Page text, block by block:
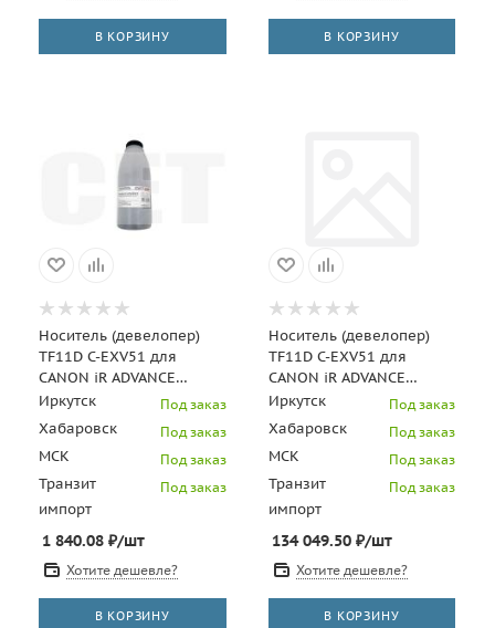
В КОРЗИНУ В КОРЗИНУ
Носитель (девелопер)
TF11D C-EXV51 для
CANON iR ADVANCE
C5535/C5540/C5550/C5560
(CET), 250г/бут, CET
Иркутск Под заказ
Хабаровск Под заказ
МСК Под заказ
Транзит
импорт
Под заказ
1 840.08 ₽/шт
Хотите дешевле?
В КОРЗИНУ
Носитель (девелопер)
TF11D C-EXV51 для
CANON iR ADVANCE
C5535/C5540/C5550/C5560
(CET), 20кг/мешок, C
Иркутск Под заказ
Хабаровск Под заказ
МСК Под заказ
Транзит
импорт
Под заказ
134 049.50₽/шт
Хотите дешевле?
В КОРЗИНУ